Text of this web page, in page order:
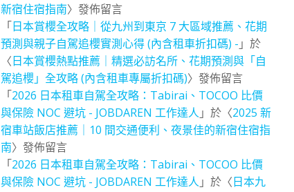
新宿住宿指南〉發佈留言
「日本賞櫻全攻略｜從九州到東京 7 大區域推薦、花期
預測與親子自駕追櫻實測心得 (內含租車折扣碼) - 」於
〈日本賞櫻熱點推薦｜精選必訪名所、花期預測與「自
駕追櫻」全攻略 (內含租車專屬折扣碼)〉發佈留言
「2026 日本租車自駕全攻略：Tabirai、TOCOO 比價
與保險 NOC 避坑 - JOBDAREN 工作達人 」於〈2025 新
宿車站飯店推薦｜10 間交通便利、夜景佳的新宿住宿指
南〉發佈留言
「2026 日本租車自駕全攻略：Tabirai、TOCOO 比價
與保險 NOC 避坑 - JOBDAREN 工作達人 」於〈日本九